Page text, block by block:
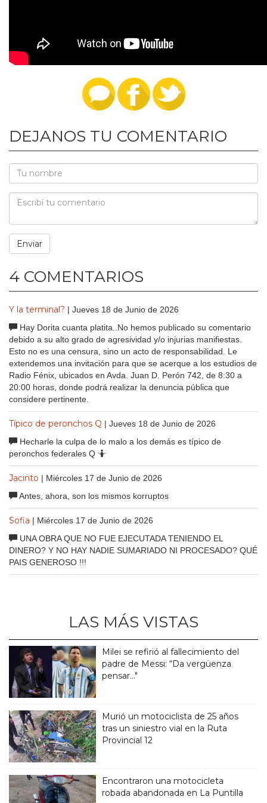
DEJANOS TU COMENTARIO
4 COMENTARIOS
Y la terminal? | Jueves 18 de Junio de 2026
Hay Dorita cuanta platita..No hemos publicado su comentario
debido a su alto grado de agresividad y/o injurias manifiestas.
Esto no es una censura, sino un acto de responsabilidad. Le
extendemos una invitación para que se acerque a los estudios de
Radio Fénix, ubicados en Avda. Juan D. Perón 742, de 8:30 a
20:00 horas, donde podrá realizar la denuncia pública que
considere pertinente.
Típico de peronchos Q | Jueves 18 de Junio de 2026
Hecharle la culpa de lo malo a los demás es típico de
peronchos federales Q 🤷
Jacinto | Miércoles 17 de Junio de 2026
Antes, ahora, son los mismos korruptos
Sofia | Miércoles 17 de Junio de 2026
UNA OBRA QUE NO FUE EJECUTADA TENIENDO EL
DINERO? Y NO HAY NADIE SUMARIADO NI PROCESADO? QUÉ
PAIS GENEROSO !!!
LAS MÁS VISTAS
Milei se refirió al fallecimiento del
padre de Messi: “Da vergüenza
pensar..."
Murió un motociclista de 25 años
tras un siniestro vial en la Ruta
Provincial 12
Encontraron una motocicleta
robada abandonada en La Puntilla